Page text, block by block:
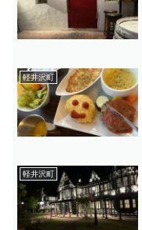
軽井沢町
軽井沢町